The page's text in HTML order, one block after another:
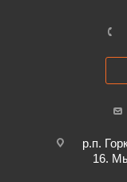
р.п.
16.